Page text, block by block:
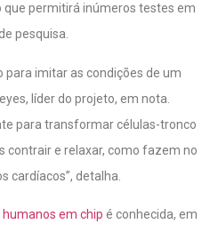
que permitirá inúmeros testes em
pesquisa.
para imitar as condições de um
líder do projeto, em nota.
para transformar células-tronco
contrair e relaxar, como fazem no
cardíacos”, detalha.
em chip é conhecida, em